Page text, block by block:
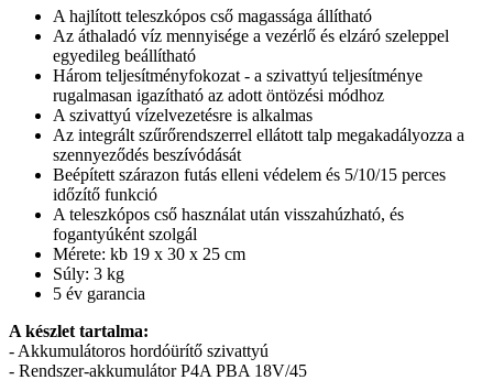
A hajlított teleszkópos cső magassága állítható
Az áthaladó víz mennyisége a vezérlő és elzáró szeleppel
egyedileg beállítható
Három teljesítményfokozat - a szivattyú teljesítménye
rugalmasan igazítható az adott öntözési módhoz
A szivattyú vízelvezetésre is alkalmas
Az integrált szűrőrendszerrel ellátott talp megakadályozza a
szennyeződés beszívódását
Beépített szárazon futás elleni védelem és 5/10/15 perces
időzítő funkció
A teleszkópos cső használat után visszahúzható, és
fogantyúként szolgál
Mérete: kb 19 x 30 x 25 cm
Súly: 3 kg
5 év garancia
A készlet tartalma:
- Akkumulátoros hordóürítő szivattyú
- Rendszer-akkumulátor P4A PBA 18V/45